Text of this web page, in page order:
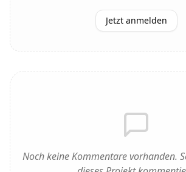
Jetzt anmelden
Noch keine Kommentare vorhanden.